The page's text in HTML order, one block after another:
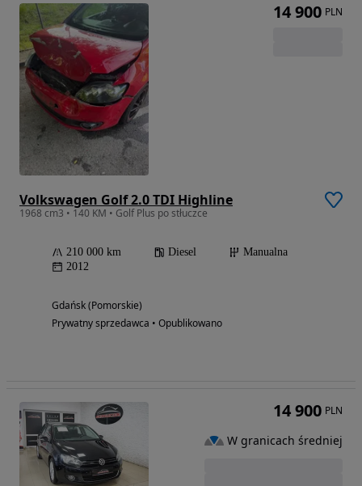
Volkswagen Golf 2.0 TDI Highline
1968 cm3 • 140 KM • Golf Plus po stłuczce
210 000 km Diesel
Manualna
2012
Gdańsk (Pomorskie)
Prywatny sprzedawca • Opublikowano
14 900 PLN
14 900 PLN
W granicach średniej